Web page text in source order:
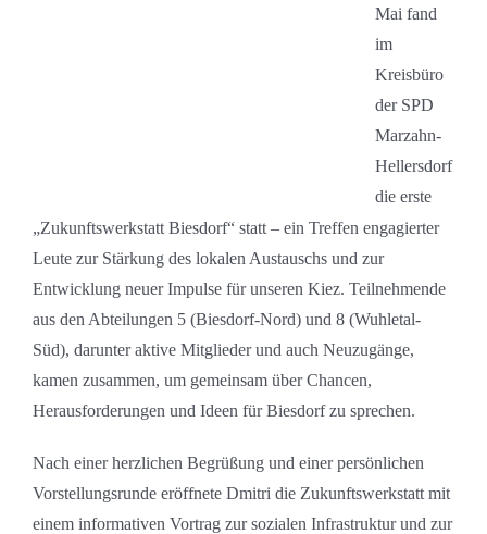
Mai fand
im
Kreisbüro
der SPD
Marzahn-
Hellersdorf
die erste
„Zukunftswerkstatt Biesdorf“ statt – ein Treffen engagierter
Leute zur Stärkung des lokalen Austauschs und zur
Entwicklung neuer Impulse für unseren Kiez. Teilnehmende
aus den Abteilungen 5 (Biesdorf-Nord) und 8 (Wuhletal-
Süd), darunter aktive Mitglieder und auch Neuzugänge,
kamen zusammen, um gemeinsam über Chancen,
Herausforderungen und Ideen für Biesdorf zu sprechen.
Nach einer herzlichen Begrüßung und einer persönlichen
Vorstellungsrunde eröffnete Dmitri die Zukunftswerkstatt mit
einem informativen Vortrag zur sozialen Infrastruktur und zur